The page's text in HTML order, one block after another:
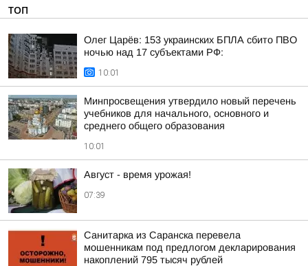
ТОП
Олег Царёв: 153 украинских БПЛА сбито ПВО
ночью над 17 субъектами РФ:
10:01
Минпросвещения утвердило новый перечень
учебников для начального, основного и
среднего общего образования
10:01
Август - время урожая!
07:39
Санитарка из Саранска перевела
мошенникам под предлогом декларирования
накоплений 795 тысяч рублей